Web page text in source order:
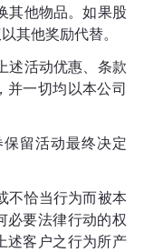
其他物品。如果股
其他奖励代替。
述活动优惠、条款
并一切均以本公司
留活动最终决定
不恰当行为而被本
必要法律行动的权
述客户之行为所产